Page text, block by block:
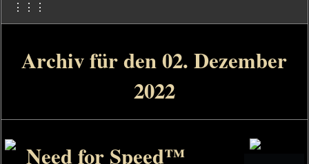
⋮⋮⋮
Archiv für den 02. Dezember
2022
Need for Speed™